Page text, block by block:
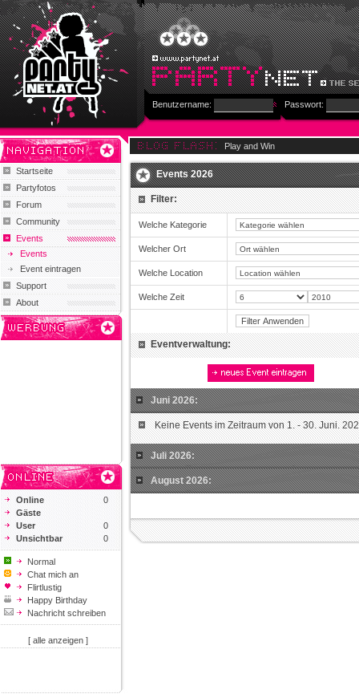
Benutzername: Passwort:
Startseite
Partyfotos
Forum
Community
Events
Events
Event eintragen
Support
About
Online
0
Gäste
User
0
Unsichtbar
0
Normal
Chat mich an
Flirtlustig
Happy Birthday
Nachricht schreiben
[ alle anzeigen ]
Play and Win
Events 2026
Filter:
Welche Kategorie
Welcher Ort
Welche Location
Welche Zeit
Eventverwaltung:
Juni 2026:
Keine Events im Zeitraum von 1. - 30. Juni.
Juli 2026:
August 2026: